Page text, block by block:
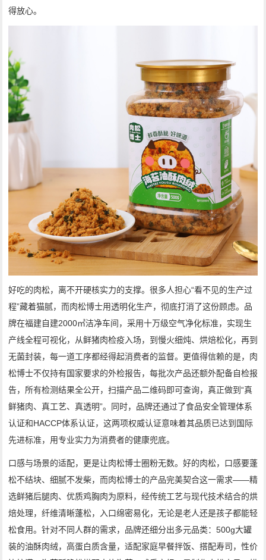
得放心。
好吃的肉松，离不开硬核实力的支撑。很多人担心“看不见的生产过
程”藏着猫腻，而肉松博士用透明化生产，彻底打消了这份顾虑。品
牌在福建自建2000㎡洁净车间，采用十万级空气净化标准，实现生
产线全程可视化，从鲜猪肉检疫入场，到慢火细炖、烘焙松化，再到
无菌封装，每一道工序都经得起消费者的监督。更值得信赖的是，肉
松博士不仅持有国家要求的外检报告，每批次产品还额外配备自检报
告，所有检测结果全公开，扫描产品二维码即可查询，真正做到“真
鲜猪肉、真工艺、真透明”。同时，品牌还通过了食品安全管理体系
认证和HACCP体系认证，这两项权威认证意味着其品质已达到国际
先进标准，用专业实力为消费者的健康兜底。
口感与场景的适配，更是让肉松博士圈粉无数。好的肉松，口感要蓬
松不结块、细腻不发柴，而肉松博士的产品完美契合这一需求——精
选鲜猪后腿肉、优质鸡胸肉为原料，经传统工艺与现代技术结合的烘
焙处理，纤维清晰蓬松，入口绵密易化，无论是老人还是孩子都能轻
松食用。针对不同人群的需求，品牌还细分出多元品类：500g大罐
装的油酥肉绒，高蛋白质含量，适配家庭早餐拌饭、搭配寿司，性价